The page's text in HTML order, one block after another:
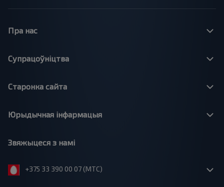
Пра нас
Супрацоўніцтва
Старонка сайта
Юрыдычная інфармацыя
Звяжыцеся з намі
+375 33 390 00 07 (МТС)